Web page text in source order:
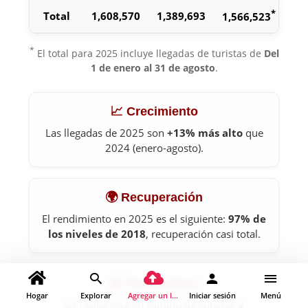
Total 1,608,570 1,389,693 1,566,523*
* El total para 2025 incluye llegadas de turistas de Del
1 de enero al 31 de agosto.
📈 Crecimiento
Las llegadas de 2025 son +13% más altoque
2024 (enero-agosto).
🌍 Recuperación
El rendimiento en 2025 es el siguiente: 97% de
los niveles de 2018, recuperación casi total.
🔮 Perspectivas
Sri Lanka está en camino de superar
Hogar Explorar Agregar un lugar Iniciar sesión Menú